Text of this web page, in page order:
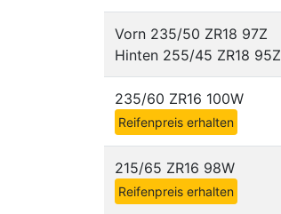
Vorn 235/50 ZR18 97Z
Hinten 255/45 ZR18 95Z
235/60 ZR16 100W
Reifenpreis erhalten
215/65 ZR16 98W
Reifenpreis erhalten